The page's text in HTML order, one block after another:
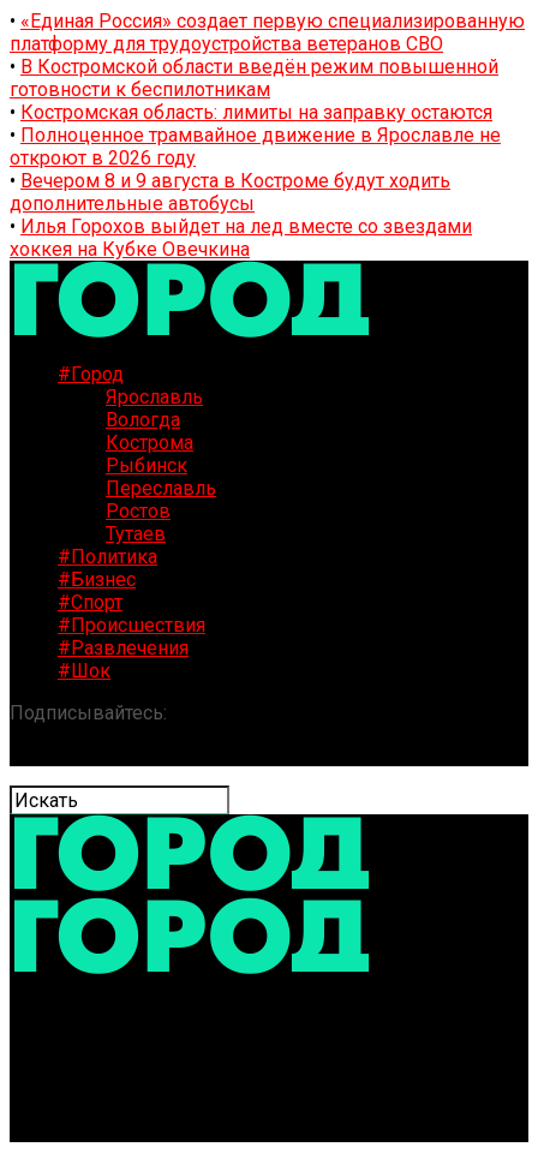
• «Единая Россия» создает первую специализированную
платформу для трудоустройства ветеранов СВО
• В Костромской области введён режим повышенной
готовности к беспилотникам
• Костромская область: лимиты на заправку остаются
• Полноценное трамвайное движение в Ярославле не
откроют в 2026 году
• Вечером 8 и 9 августа в Костроме будут ходить
дополнительные автобусы
• Илья Горохов выйдет на лед вместе со звездами
хоккея на Кубке Овечкина
#Город
Ярославль
Вологда
Кострома
Рыбинск
Переславль
Ростов
Тутаев
#Политика
#Бизнес
#Спорт
#Происшествия
#Развлечения
#Шок
Подписывайтесь: